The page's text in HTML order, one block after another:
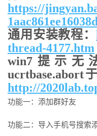
https://
通用安装教程：
thread-4177.htm
win7提示无
ucrtbase.abort
http://
功能一：添加群好友
功能二：导入手机号搜索